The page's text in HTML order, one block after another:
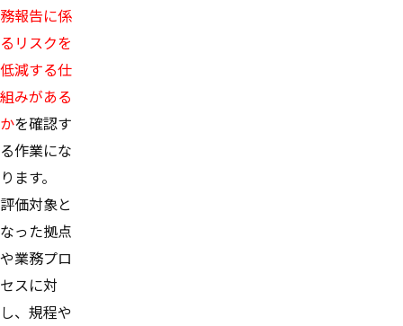
務報告に係
るリスクを
低減する仕
組みがある
かを確認す
る作業にな
ります。
評価対象と
なった拠点
や業務プロ
セスに対
し、規程や